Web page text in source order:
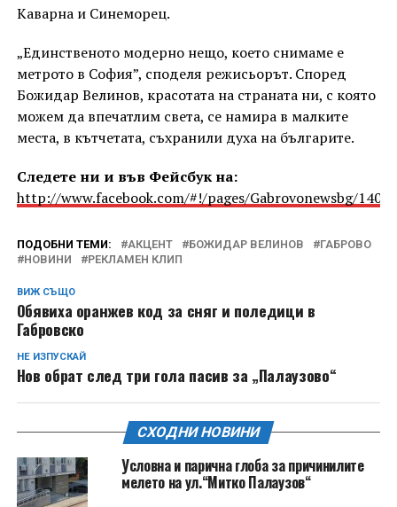
Каварна и Синеморец.
„Единственото модерно нещо, което снимаме е
метрото в София”, споделя режисьорът. Според
Божидар Велинов, красотата на страната ни, с която
можем да впечатлим света, се намира в малките
места, в кътчетата, съхранили духа на българите.
Следете ни и във Фейсбук на:
http://www.facebook.com/#!/pages/Gabrovonewsbg/
ПОДОБНИ ТЕМИ: АКЦЕНТ БОЖИДАР ВЕЛИНОВ
ГАБРОВО
НОВИНИ
РЕКЛАМЕН КЛИП
ВИЖ СЪЩО
Обявиха оранжев код за сняг и поледици в
Габровско
НЕ ИЗПУСКАЙ
Нов обрат след три гола пасив за „Палаузово“
СХОДНИ НОВИНИ
Условна и парична глоба за причинилите
мелето на ул.“Митко Палаузов“